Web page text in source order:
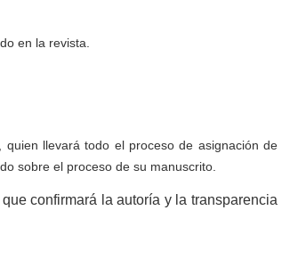
en la revista.
llevará todo el proceso de asignación de
sobre el proceso de su manuscrito.
confirmará la autoría y la transparencia